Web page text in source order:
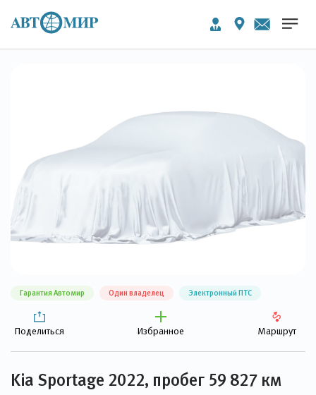
Гарантия Автомир Один владелец Электронный ПТС
Поделиться Избранное Маршрут
Kia Sportage 2022, пробег 59 827 км